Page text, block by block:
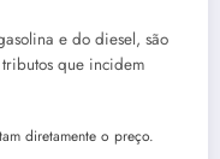
e do diesel, são
que incidem
diretamente o preço.